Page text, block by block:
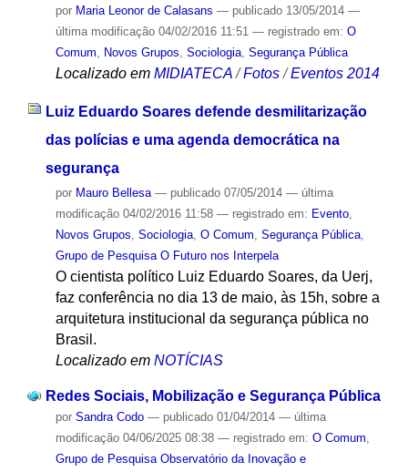
por Maria Leonor de Calasans — publicado13/05/2014 —
última modificação04/02/2016 11:51 — registrado em: O
Comum
Novos Grupos Sociologia, Segurança Pública
Localizado em MIDIATECA /Fotos /Eventos 2014
Luiz Eduardo Soares defende desmilitarização
das polícias e uma agenda democrática na
segurança
por Mauro Bellesa — publicado07/05/2014 — última
modificação04/02/2016 11:58 — registrado em: Evento,
Novos Grupos, Sociologia, O Comum, Segurança Pública,
Grupo de Pesquisa O Futuro nos Interpela
O cientista político Luiz Eduardo Soares, da Uerj,
faz conferência no dia 13 de maio, às 15h, sobre a
arquitetura institucional da segurança pública no
Brasil.
Localizado em NOTÍCIAS
Redes Sociais, Mobilização e Segurança Pública
por Sandra Codo — publicado01/04/2014 — última
modificação04/06/2025 08:38 — registrado em: O Comum,
Grupo de Pesquisa Observatório da Inovação e